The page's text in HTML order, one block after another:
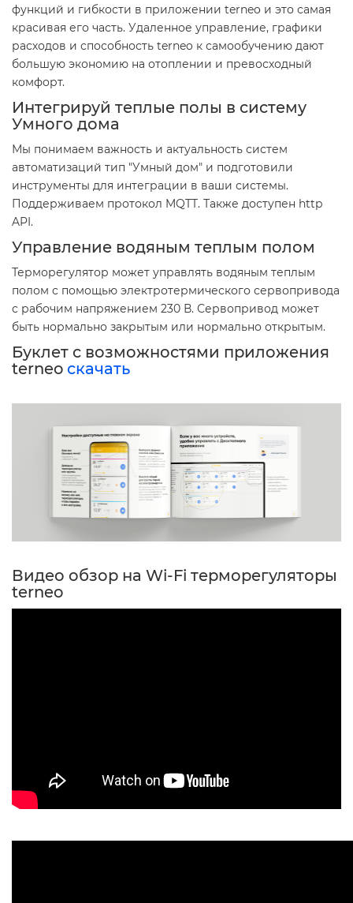
функций и гибкости в приложении terneo и это самая
красивая его часть. Удаленное управление, графики
расходов и способность terneo к самообучению дают
большую экономию на отоплении и превосходный
комфорт.
Интегрируй теплые полы в систему
Умного дома
Мы понимаем важность и актуальность систем
автоматизаций тип "Умный дом" и подготовили
инструменты для интеграции в ваши системы.
Поддерживаем протокол MQTT. Также доступен http
API.
Управление водяным теплым полом
Терморегулятор может управлять водяным теплым
полом с помощью электротермического сервопривода
с рабочим напряжением 230 В. Сервопривод может
быть нормально закрытым или нормально открытым.
Буклет с возможностями приложения
terneo скачать
Видео обзор на Wi-Fi терморегуляторы
terneo